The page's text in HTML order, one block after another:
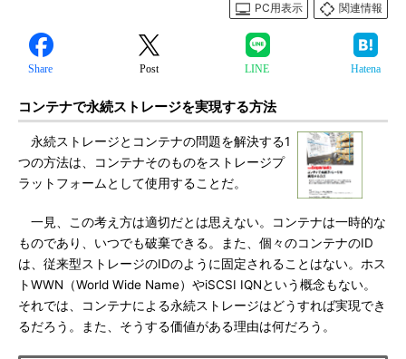
PC用表示
関連情報
Share Post LINE Hatena
コンテナで永続ストレージを実現する方法
永続ストレージとコンテナの問題を解決する1
つの方法は、コンテナそのものをストレージプ
ラットフォームとして使用することだ。
一見、この考え方は適切だとは思えない。コンテナは一時的な
ものであり、いつでも破棄できる。また、個々のコンテナのID
は、従来型ストレージのIDのように固定されることはない。ホス
トWWN（World Wide Name）やiSCSI IQNという概念もない。
それでは、コンテナによる永続ストレージはどうすれば実現でき
るだろう。また、そうする価値がある理由は何だろう。